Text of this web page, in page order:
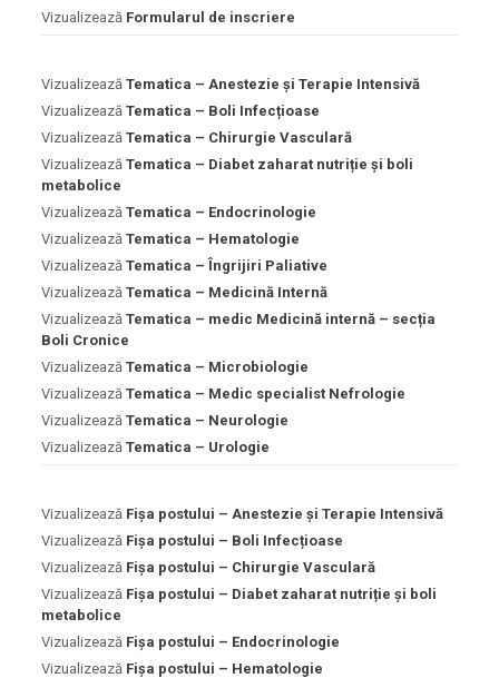
Vizualizează Formularul de inscriere
Vizualizează Tematica – Anestezie și Terapie Intensivă
Vizualizează Tematica – Boli Infecțioase
Vizualizează Tematica – Chirurgie Vasculară
Vizualizează Tematica – Diabet zaharat nutriție și boli
metabolice
Vizualizează Tematica – Endocrinologie
Vizualizează Tematica – Hematologie
Vizualizează Tematica – Îngrijiri Paliative
Vizualizează Tematica – Medicină Internă
Vizualizează Tematica – medic Medicină internă – secția
Boli Cronice
Vizualizează Tematica – Microbiologie
Vizualizează Tematica – Medic specialist Nefrologie
Vizualizează Tematica – Neurologie
Vizualizează Tematica – Urologie
Vizualizează Fișa postului – Anestezie și Terapie Intensivă
Vizualizează Fișa postului – Boli Infecțioase
Vizualizează Fișa postului – Chirurgie Vasculară
Vizualizează Fișa postului – Diabet zaharat nutriție și boli
metabolice
Vizualizează Fișa postului – Endocrinologie
Vizualizează Fișa postului – Hematologie